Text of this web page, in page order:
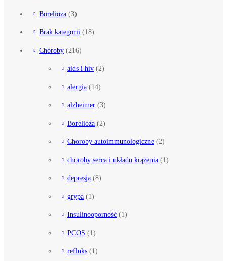
Borelioza (3)
Brak kategorii (18)
Choroby (216)
aids i hiv (2)
alergia (14)
alzheimer (3)
Borelioza (2)
Choroby autoimmunologiczne (2)
choroby serca i układu krążenia (1)
depresja (8)
grypa (1)
Insulinooporność (1)
PCOS (1)
refluks (1)